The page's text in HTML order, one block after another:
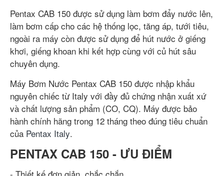
Pentax CAB 150 được sử dụng làm bơm đẩy nước lên,
làm bơm cấp cho các hệ thống lọc, tăng áp, tưới tiêu,
ngoài ra máy còn được sử dụng để hút nước ở giếng
khơi, giếng khoan khi kết hợp cùng với củ hút sâu
chuyên dụng.
Máy Bơm Nước Pentax CAB 150 được nhập khẩu
nguyên chiếc từ Italy với đầy đủ chứng nhận xuất xứ
và chất lượng sản phẩm (CO, CQ). Máy được bảo
hành chính hãng trong 12 tháng theo đúng tiêu chuẩn
của Pentax Italy.
PENTAX CAB 150 - ƯU ĐIỂM